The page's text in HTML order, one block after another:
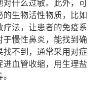
什么过敏。此外，可
生物活性物质，比如
法，让患者的免疫系
慢性鼻炎，能找到确
不到，通常采用对症
血管收缩，用生理盐